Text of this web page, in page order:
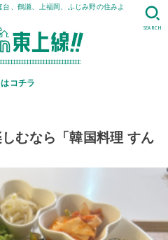
、鶴瀬、上福岡、ふじみ野の住みよ
コチラ
SEARCH
むなら「韓国料理 すん